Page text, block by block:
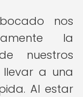
nos
la
nuestros
a una
Al estar